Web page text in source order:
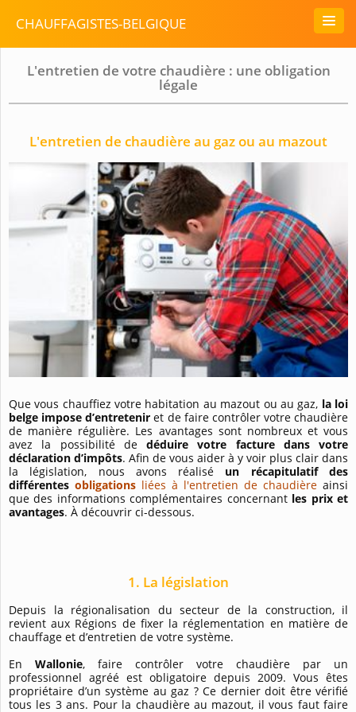
CHAUFFAGISTES-BELGIQUE
L'entretien de votre chaudière : une obligation
légale
L'entretien de chaudière au gaz ou au mazout
Que vous chauffiez votre habitation au mazout ou au gaz, la loi
belge impose d’entretenir et de faire contrôler votre chaudière
de manière régulière. Les avantages sont nombreux et vous
avez la possibilité de déduire votre facture dans votre
déclaration d’impôts. Afin de vous aider à y voir plus clair dans
la législation, nous avons réalisé un récapitulatif des
différentes obligations liées à l'entretien de chaudière ainsi
que des informations complémentaires concernantles prix et
avantages. À découvrir ci-dessous.
1. La législation
Depuis la régionalisation du secteur de la construction, il
revient aux Régions de fixer la réglementation en matière de
chauffage et d’entretien de votre système.
En Wallonie, faire contrôler votre chaudière par un
professionnel agréé est obligatoire depuis 2009. Vous êtes
propriétaire d’un système au gaz ? Ce dernier doit être vérifié
tous les 3 ans. Pour la chaudière au mazout, il vous faut faire